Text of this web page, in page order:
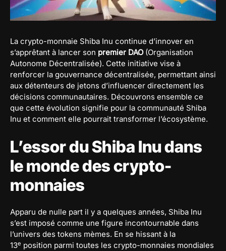
La crypto-monnaie Shiba Inu continue d’innover en
s’apprêtant à lancer son premier DAO(Organisation
Autonome Décentralisée). Cette initiative vise à
renforcer la gouvernance décentralisée, permettant ainsi
aux détenteurs de jetons d’influencer directement les
décisions communautaires. Découvrons ensemble ce
que cette évolution signifie pour la communauté Shiba
Inu et comment elle pourrait transformer l’écosystème.
L’essor du Shiba Inu dans
le monde des crypto-
monnaies
Apparu de nulle part il y a quelques années, Shiba Inu
s’est imposé comme une figure incontournable dans
l’univers des tokens mèmes. En se hissant à la
13e position parmi toutes les crypto-monnaies mondiales